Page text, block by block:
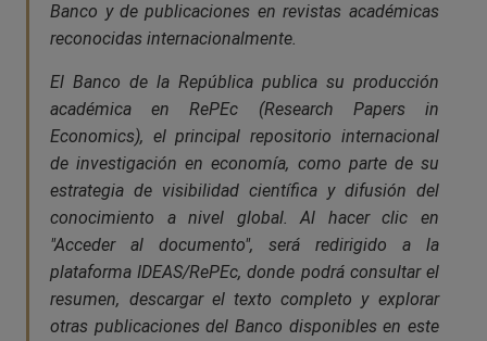
Banco y de publicaciones en revistas académicas
reconocidas internacionalmente.
El Banco de la República publica su producción
académica en RePEc (Research Papers in
Economics), el principal repositorio internacional
de investigación en economía, como parte de su
estrategia de visibilidad científica y difusión del
conocimiento a nivel global. Al hacer clic en
"Acceder al documento", será redirigido a la
plataforma IDEAS/RePEc, donde podrá consultar el
resumen, descargar el texto completo y explorar
otras publicaciones del Banco disponibles en este